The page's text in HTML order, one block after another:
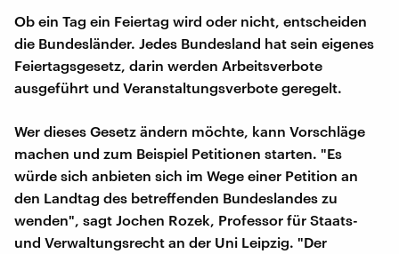
Ob ein Tag ein Feiertag wird oder nicht, entscheiden
die Bundesländer. Jedes Bundesland hat sein eigenes
Feiertagsgesetz, darin werden Arbeitsverbote
ausgeführt und Veranstaltungsverbote geregelt.
Wer dieses Gesetz ändern möchte, kann Vorschläge
machen und zum Beispiel Petitionen starten. "Es
würde sich anbieten sich im Wege einer Petition an
den Landtag des betreffenden Bundeslandes zu
wenden", sagt Jochen Rozek, Professor für Staats-
und Verwaltungsrecht an der Uni Leipzig. "Der